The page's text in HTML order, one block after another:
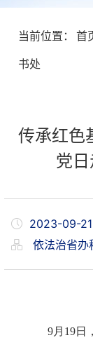
当前位置： 首
书处
传承红色
党
2023-09-
依法治省办
9月19日